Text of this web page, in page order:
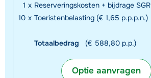
1 x Reserveringskosten + bijdrage SGR
10 x Toeristenbelasting (€ 1,65 p.p.p.n.)
Totaalbedrag (€ 588,80 p.p.)
Optie aanvragen